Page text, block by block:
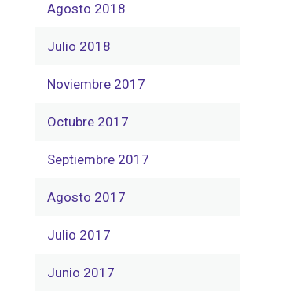
Agosto 2018
Julio 2018
Noviembre 2017
Octubre 2017
Septiembre 2017
Agosto 2017
Julio 2017
Junio 2017